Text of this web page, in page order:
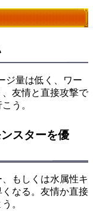
ジ量は低く、ワー
友情と直接攻撃で
う。
スターを優
もしくは水属性キ
なる。友情か直接
。